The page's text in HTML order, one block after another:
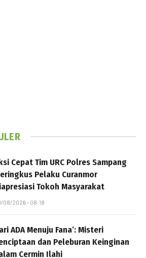
Cepat Tim URC Polres Sampang
Pelaku Curanmor
Tokoh Masyarakat
08/2026 - 08:18
ADA Menuju Fana’: Misteri
dan Peleburan Keinginan
Cermin Ilahi